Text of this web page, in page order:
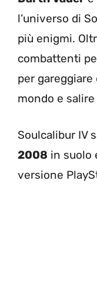
l’universo di
più enigmi.
combattenti
per
mondo e
Soulcalibur IV
2008 in suolo
versione